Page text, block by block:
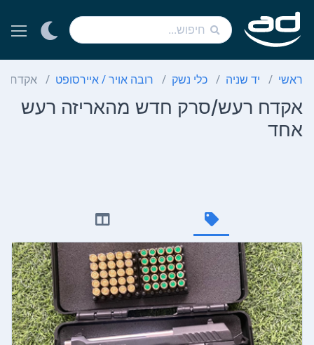
ראשי יד שניה כלי נשק רובה אויר / איירסופט אקדח
אקדח רעש/סרק חדש מהאריזה רעש
אחד